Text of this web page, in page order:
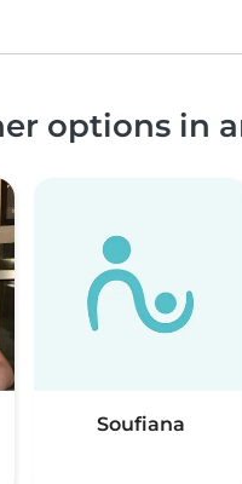
options in
Soufiana